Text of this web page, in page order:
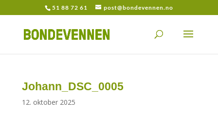
51 88 72 61 post@bondevennen.no
Johann_DSC_0005
12. oktober 2025